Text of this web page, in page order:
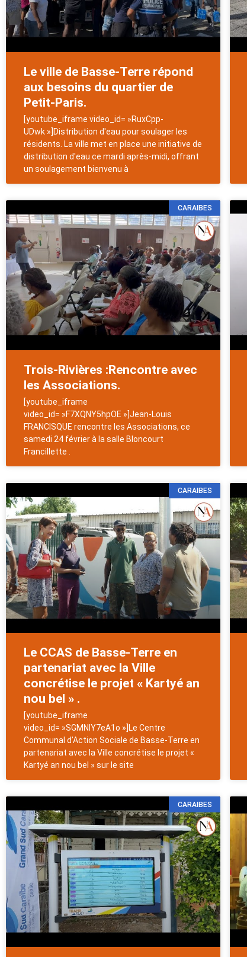
Le ville de Basse-Terre répond
aux besoins du quartier de
Petit-Paris.
[youtube_iframe video_id= »RuxCpp-
UDwk »]Distribution d'eau pour soulager les
résidents. La ville met en place une initiative de
distribution d'eau ce mardi après-midi, offrant
un soulagement bienvenu à
CARAIBES
Trois-Rivières :Rencontre avec
les Associations.
[youtube_iframe
video_id= »F7XQNY5hpOE »]Jean-Louis
FRANCISQUE rencontre les Associations, ce
samedi 24 février à la salle Bloncourt
Francillette .
CARAIBES
Le CCAS de Basse-Terre en
partenariat avec la Ville
concrétise le projet « Kartyé an
nou bel » .
[youtube_iframe
video_id= »SGMNIY7eA1o »]Le Centre
Communal d’Action Sociale de Basse-Terre en
partenariat avec la Ville concrétise le projet «
Kartyé an nou bel » sur le site
CARAIBES